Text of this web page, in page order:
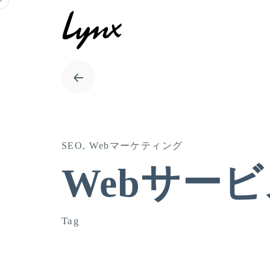
Skip
SEO Webマーケティング
Webサー
Tag